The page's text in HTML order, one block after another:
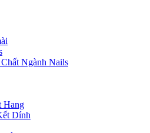
Ngành Nails
Hang
Dính